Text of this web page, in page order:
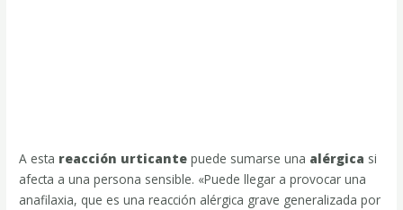
A esta reacción urticante puede sumarse una alérgica si
afecta a una persona sensible. «Puede llegar a provocar una
anafilaxia, que es una reacción alérgica grave generalizada por